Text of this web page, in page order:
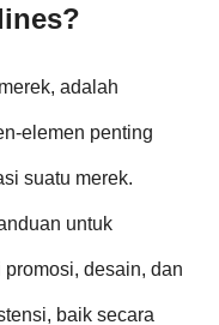
adalah
elemen penting
suatu merek.
untuk
desain, dan
baik secara